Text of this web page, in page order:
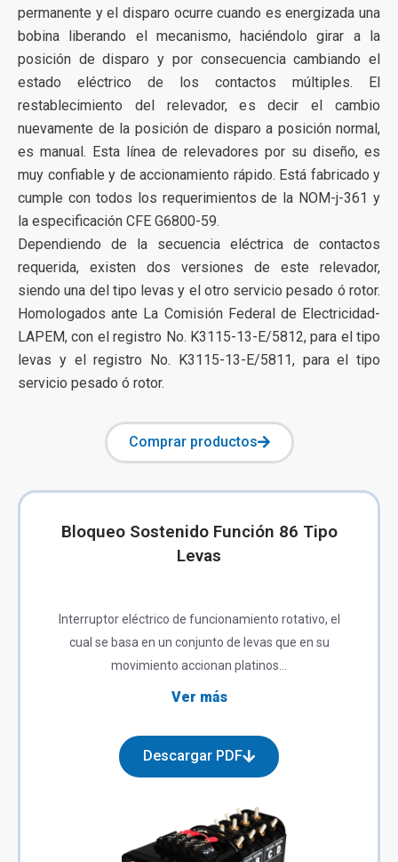
permanente y el disparo ocurre cuando es energizada una
bobina liberando el mecanismo, haciéndolo girar a la
posición de disparo y por consecuencia cambiando el
estado eléctrico de los contactos múltiples. El
restablecimiento del relevador, es decir el cambio
nuevamente de la posición de disparo a posición normal,
es manual. Esta línea de relevadores por su diseño, es
muy confiable y de accionamiento rápido. Está fabricado y
cumple con todos los requerimientos de la NOM-j-361 y
la especificación CFE G6800-59.
Dependiendo de la secuencia eléctrica de contactos
requerida, existen dos versiones de este relevador,
siendo una del tipo levas y el otro servicio pesado ó rotor.
Homologados ante La Comisión Federal de Electricidad-
LAPEM, con el registro No. K3115-13-E/5812, para el tipo
levas y el registro No. K3115-13-E/5811, para el tipo
servicio pesado ó rotor.
Comprar productos
Bloqueo Sostenido Función 86 Tipo
Levas
Interruptor eléctrico de funcionamiento rotativo, el
cual se basa en un conjunto de levas que en su
movimiento accionan platinos…
Ver más
Descargar PDF